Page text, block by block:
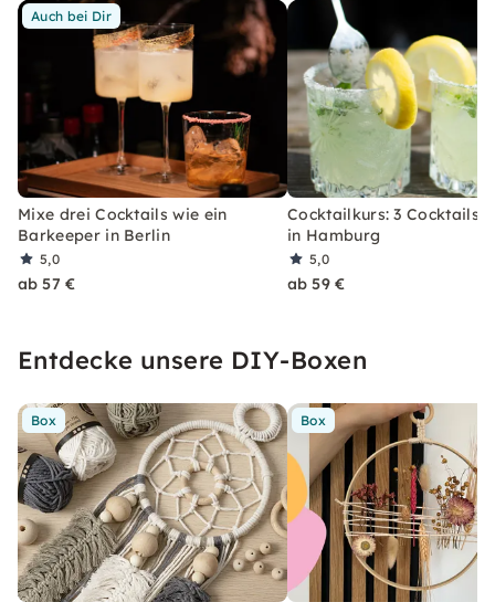
Auch bei Dir
Mixe drei Cocktails wie ein
Barkeeper in Berlin
5,0
ab 57 €
Cocktailkurs: 3 Cocktails
in Hamburg
5,0
ab 59 €
Entdecke unsere DIY-Boxen
Box Box